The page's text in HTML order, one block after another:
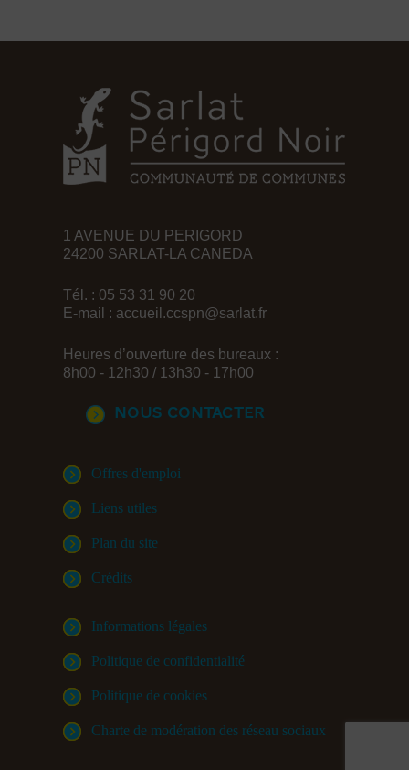
1 AVENUE DU PERIGORD
24200 SARLAT-LA CANEDA
Tél. : 05 53 31 90 20
E-mail : accueil.ccspn@sarlat.fr
Heures d’ouverture des bureaux :
8h00 - 12h30 / 13h30 - 17h00
Nous contacter
Offres d'emploi
Liens utiles
Plan du site
Crédits
Informations légales
Politique de confidentialité
Politique de cookies
Charte de modération des réseau sociaux